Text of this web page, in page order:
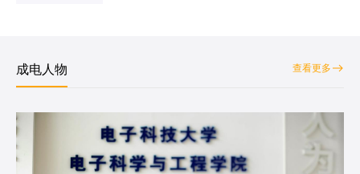
成电人物 查看更多